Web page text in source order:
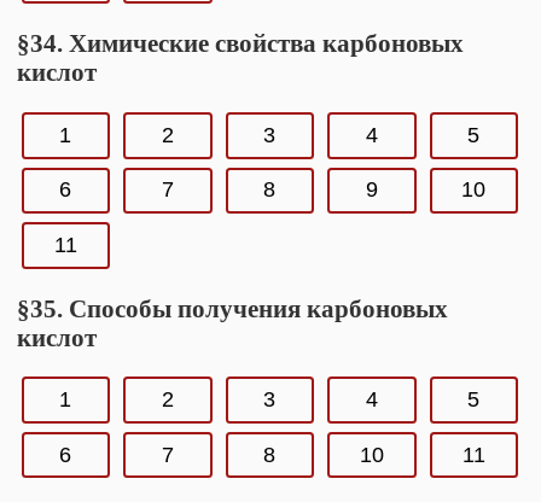
§34. Химические свойства карбоновых
кислот
1 2 3 4 5
6 7 8 9 10
11
§35. Способы получения карбоновых
кислот
1 2 3 4 5
6 7 8 10 11